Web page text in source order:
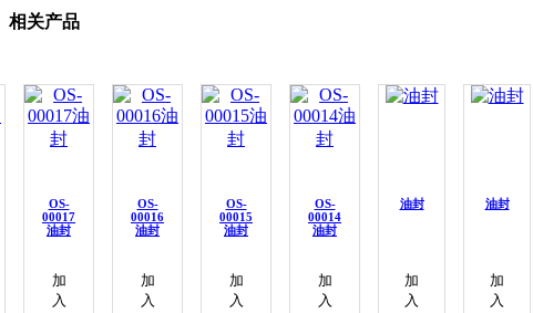
相关产品
OS-
00017
油封
加
入
OS-
00016
油封
加
入
OS-
00015
油封
加
入
OS-
00014
油封
加
入
油封
加
入
油封
加
入